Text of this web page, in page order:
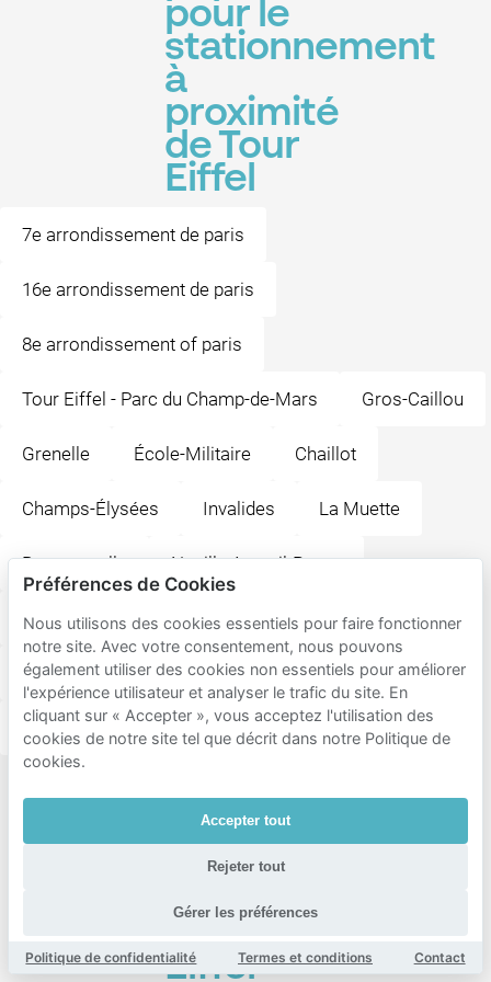
pour le
stationnement
à
proximité
de Tour
Eiffel
7e arrondissement de paris
16e arrondissement de paris
8e arrondissement of paris
Tour Eiffel - Parc du Champ-de-Mars Gros-Caillou
Grenelle École-Militaire Chaillot
Champs-Élysées Invalides La Muette
Beaugrenelle Neuilly-Auteuil-Passy
Saint-Philippe-du-Roule Necker Madeleine
Saint-Thomas-d'Aquin Ternes Concorde
Saint-Lambert
Destinations
populaires
proximité
Eiffel
Préférences de Cookies
Nous utilisons des cookies essentiels pour faire fonctionner
notre site. Avec votre consentement, nous pouvons
également utiliser des cookies non essentiels pour améliorer
l'expérience utilisateur et analyser le trafic du site. En
cliquant sur « Accepter », vous acceptez l'utilisation des
cookies de notre site tel que décrit dans notre Politique de
cookies.
Accepter tout
Rejeter tout
Gérer les préférences
Politique de confidentialité Termes et conditions Contact